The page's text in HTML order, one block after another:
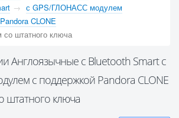
с GPS/ГЛОНАСС модулем
CLONE
со штатного ключа
Англоязычные с Bluetooth Smart с
с поддержкой Pandora CLONE
штатного ключа